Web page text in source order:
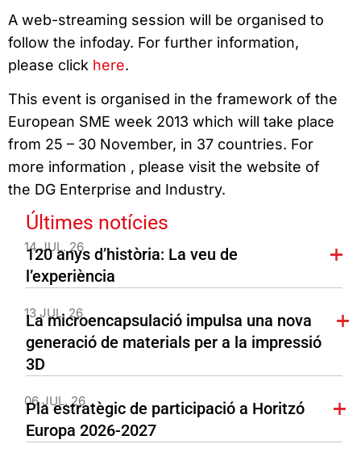
A web-streaming session will be organised to
follow the infoday. For further information,
please click here.
This event is organised in the framework of the
European SME week 2013 which will take place
from 25 – 30 November, in 37 countries. For
more information , please visit the website of
the DG Enterprise and Industry.
Últimes notícies
14 JUL. 26
120 anys d’història: La veu de
l’experiència
13 JUL. 26
La microencapsulació impulsa una nova
generació de materials per a la impressió
3D
06 JUL. 26
Pla estratègic de participació a Horitzó
Europa 2026-2027